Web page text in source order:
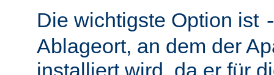
Die wichtigste Option ist
Ablageort, an dem der
installiert wird, da er für